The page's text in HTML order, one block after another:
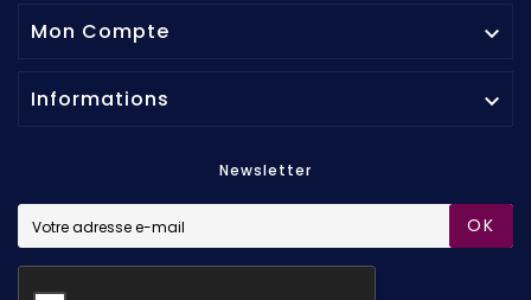
Mon Compte 
Informations 
Newsletter
OK